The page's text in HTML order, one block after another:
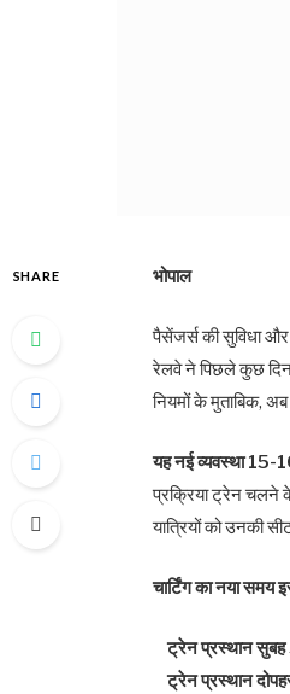
SHARE भोपाल
पैसेंजर्स की सुविधा
रेलवे ने पिछले कुछ दिन
नियमों के मुताबिक,
यह नई व्यवस्था 15-
प्रक्रिया ट्रेन चलने
यात्रियों को उनकी
चार्टिंग का नया समय
ट्रेन प्रस्थान
ट्रेन प्रस्थान